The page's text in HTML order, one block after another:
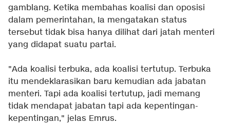
gamblang. Ketika membahas koalisi dan oposisi
dalam pemerintahan, Ia mengatakan status
tersebut tidak bisa hanya dilihat dari jatah menteri
yang didapat suatu partai.
"Ada koalisi terbuka, ada koalisi tertutup. Terbuka
itu mendeklarasikan baru kemudian ada jabatan
menteri. Tapi ada koalisi tertutup, jadi memang
tidak mendapat jabatan tapi ada kepentingan-
kepentingan," jelas Emrus.